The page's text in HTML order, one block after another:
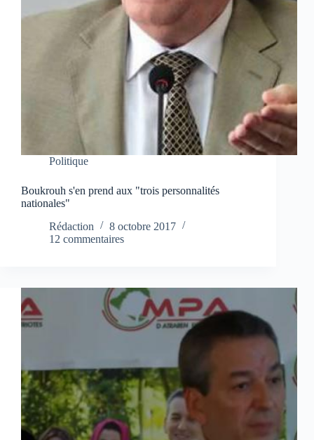
Politique
Boukrouh s'en prend aux "trois personnalités
nationales"
Rédaction
8 octobre 2017
12 commentaires